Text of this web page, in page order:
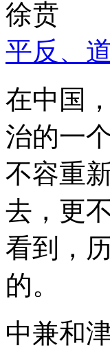
徐贲
平反、
在中国
治的一
不容重
去，更
看到，
的。
中兼和